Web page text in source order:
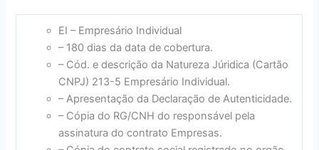
EI – Empresário Individual
– 180 dias da data de cobertura.
– Cód. e descrição da Natureza Júridica (Cartão
CNPJ) 213-5 Empresário Individual.
– Apresentação da Declaração de Autenticidade.
– Cópia do RG/CNH do responsável pela
assinatura do contrato Empresas.